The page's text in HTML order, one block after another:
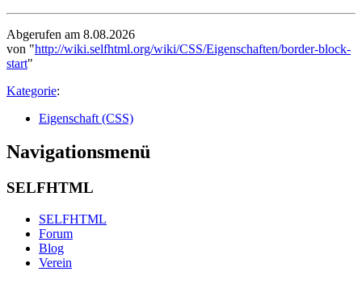
Abgerufen am 8.08.2026
von "http://wiki.selfhtml.org/wiki/CSS/Eigenschaften/border-block-
start"
Kategorie:
Eigenschaft (CSS)
Navigationsmenü
SELFHTML
SELFHTML
Forum
Blog
Verein